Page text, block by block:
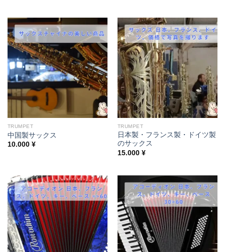
TRUMPET
中国製サックス
10.000 ¥
TRUMPET
日本製・フランス製・ドイツ製
のサックス
15.000 ¥